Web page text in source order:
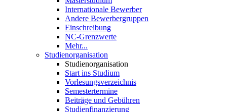
Internationale Bewerber
Andere Bewerbergruppen
Einschreibung
NC-Grenzwerte
Mehr...
Studienorganisation
Studienorganisation
Start ins Studium
Vorlesungsverzeichnis
Semestertermine
Beiträge und Gebühren
Studienfinanzierung